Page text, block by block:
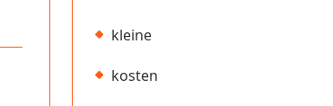
kleine
kosten